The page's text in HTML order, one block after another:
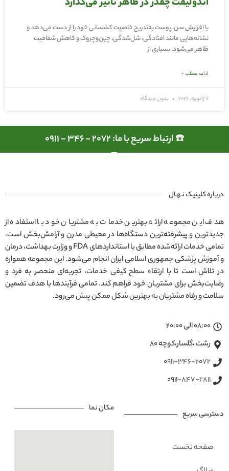
با افزایش سن، پوست به‌تدریج خاصیت کشسانی خود را از دست می‌دهد و
نشانه‌هایی مانند افتادگی، شل‌شدگی، چین‌وچروک و کاهش شفافیت
ظاهر می‌شود. بسیاری از
ادامه مطلب »
7 ژانویه, 2026 بدون دیدگاه
☎️ ارتباط سریع با ما: 2072 - 346 - 0911
درباره کلینیک نـهـال
هدف این مجموعه ارائه بهترین خدمات به مشتریان خود با استفاده از
جدیدترین و پیشرفته‌ترین دستگاه‌ها در محیطی مدرن و آرامش‌بخش است.
تمامی خدمات ارائه‌شده مطابق با استانداردهای FDA و وزارت بهداشت، درمان
و آموزش پزشکی جمهوری اسلامی ایران انجام می‌شود. این مجموعه همواره
در تلاش است تا با ارتقاء سطح کیفی خدمات، تجربه‌ای منحصر به فرد و
رضایت‌بخش برای مشتریان خود فراهم کند. تمامی فرآیندها با هدف تضمین
سلامت و رفاه مشتریان به بهترین شکل ممکن پیش می‌رود.
08:00 الی 20:00
رشت ،گلسار،کوچه ۸۰
0911-346-2072
0911-847-2811
دسترسی سریع
صفحه نخست
مکان نما